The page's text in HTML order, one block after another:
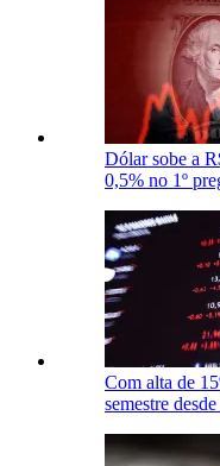
Dólar sobe a
0,5% no 1º
Com alta de
semestre